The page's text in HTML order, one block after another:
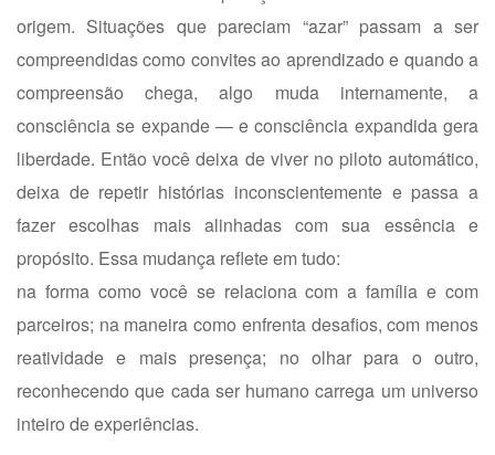
origem. Situações que pareciam “azar” passam a ser
compreendidas como convites ao aprendizado e quando a
compreensão chega, algo muda internamente, a
consciência se expande — e consciência expandida gera
liberdade. Então você deixa de viver no piloto automático,
deixa de repetir histórias inconscientemente e passa a
fazer escolhas mais alinhadas com sua essência e
propósito. Essa mudança reflete em tudo:
na forma como você se relaciona com a família e com
parceiros; na maneira como enfrenta desafios, com menos
reatividade e mais presença;
no olhar para o outro,
reconhecendo que cada ser humano carrega um universo
inteiro de experiências.